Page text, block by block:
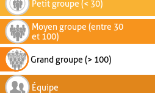
Petit groupe (< 30)
Moyen groupe (entre 30
et 100)
Grand groupe (> 100)
Équipe